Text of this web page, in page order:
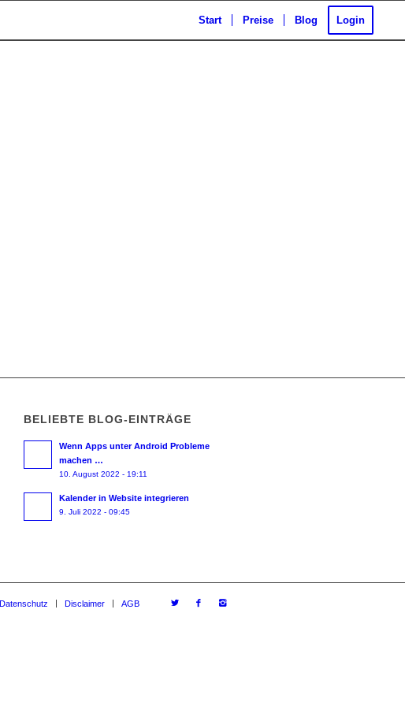
Start Preise Blog Login
BELIEBTE BLOG-EINTRÄGE
Wenn Apps unter Android Probleme
machen …
10. August 2022 - 19:11
Kalender in Website integrieren
9. Juli 2022 - 09:45
Datenschutz Disclaimer AGB